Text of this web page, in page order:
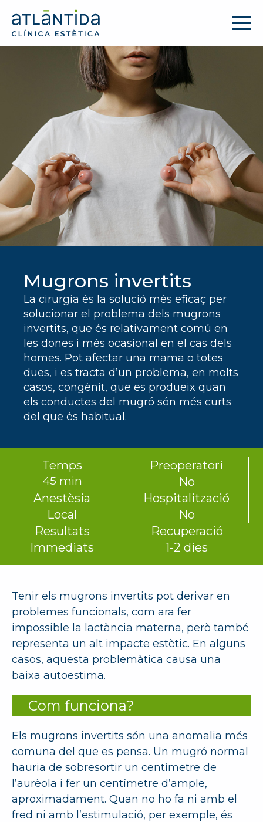
Mugrons invertits
La cirurgia és la solució més eficaç per
solucionar el problema dels mugrons
invertits, que és relativament comú en
les dones i més ocasional en el cas dels
homes. Pot afectar una mama o totes
dues, i es tracta d’un problema, en molts
casos, congènit, que es produeix quan
els conductes del mugró són més curts
del que és habitual.
Temps
45 min
Preoperatori
No
Anestèsia
Local
Hospitalització
No
Resultats
Immediats
Recuperació
1-2 dies
Tenir els mugrons invertits pot derivar en
problemes funcionals, com ara fer
impossible la lactància materna, però també
representa un alt impacte estètic. En alguns
casos, aquesta problemàtica causa una
baixa autoestima.
Com funciona?
Els mugrons invertits són una anomalia més
comuna del que es pensa. Un mugró normal
hauria de sobresortir un centímetre de
l’aurèola i fer un centímetre d’ample,
aproximadament. Quan no ho fa ni amb el
fred ni amb l’estimulació, per exemple, és